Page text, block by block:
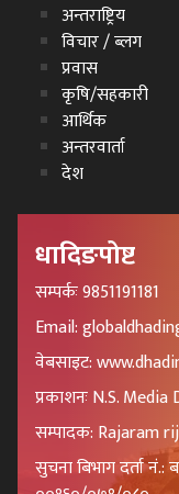
अन्तराष्ट्रिय
विचार / ब्लग
प्रवास
कृषि/सहकारी
आर्थिक
अन्तरवार्ता
देश
धादिङपोष्ट
सम्पर्कः 9851191181
Email:
वेबसाइट:
प्रकाशनः N.S.
सम्पादक: Rajaram
सुचना बिभाग दर्ता नं.: